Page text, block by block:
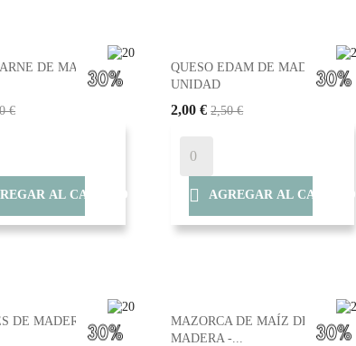
DE MADERA
€
AL CARRITO
QUESO EDAM DE MADERA -
UNIDAD
2,00 € 2,50 €
 AGREGAR AL CARRITO
DE MADERA -
MAZORCA DE MAÍZ DE
MADERA -...